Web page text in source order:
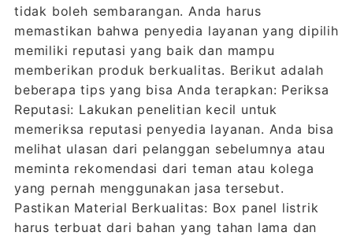
tidak boleh sembarangan. Anda harus
memastikan bahwa penyedia layanan yang dipilih
memiliki reputasi yang baik dan mampu
memberikan produk berkualitas. Berikut adalah
beberapa tips yang bisa Anda terapkan: Periksa
Reputasi: Lakukan penelitian kecil untuk
memeriksa reputasi penyedia layanan. Anda bisa
melihat ulasan dari pelanggan sebelumnya atau
meminta rekomendasi dari teman atau kolega
yang pernah menggunakan jasa tersebut.
Pastikan Material Berkualitas: Box panel listrik
harus terbuat dari bahan yang tahan lama dan